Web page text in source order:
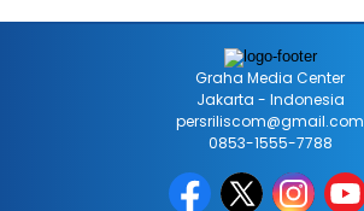
Graha Media Center
Jakarta - Indonesia
persriliscom@gmail.com
0853-1555-7788